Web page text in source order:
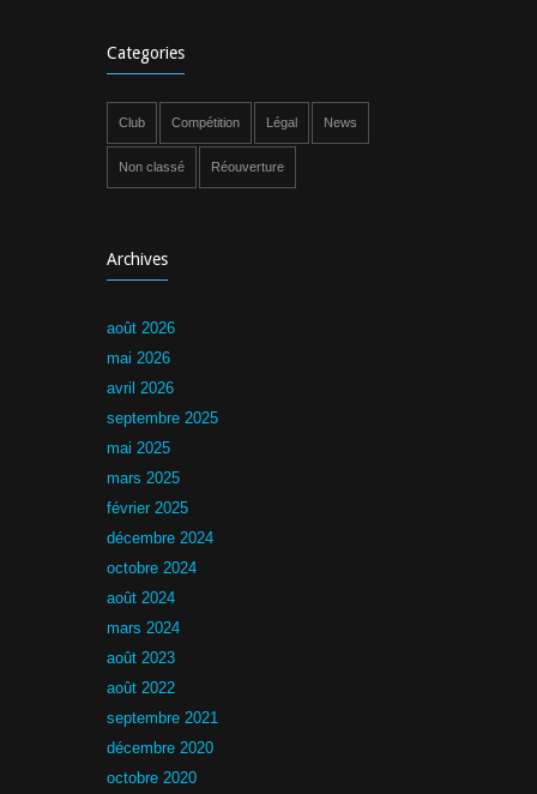
Categories
Club Compétition Légal News
Non classé Réouverture
Archives
août 2026
mai 2026
avril 2026
septembre 2025
mai 2025
mars 2025
février 2025
décembre 2024
octobre 2024
août 2024
mars 2024
août 2023
août 2022
septembre 2021
décembre 2020
octobre 2020